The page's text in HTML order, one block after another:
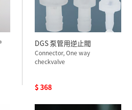
DGS 泵管用逆止閥
Connector, One way
checkvalve
$ 368